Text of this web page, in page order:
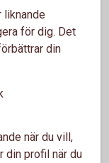
liknande
för dig. Det
din
när du vill,
din profil när du